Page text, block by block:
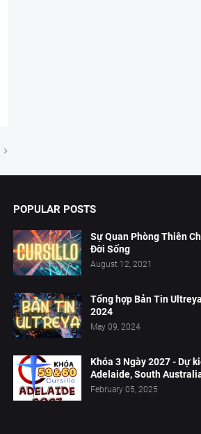
POPULAR POSTS
Sự Quan Phòng Thiên
Đời Sống
August 12, 2021
Tổng hợp Bản Tin
2024
May 09, 2024
Khóa 3 Ngày 2027 - Dự
Adelaide, South
February 05, 2025